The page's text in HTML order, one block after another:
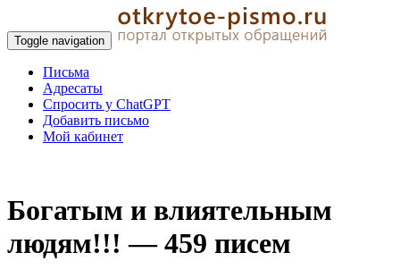
Toggle navigation
Письма
Адресаты
Спросить у ChatGPT
Добавить письмо
Мой кабинет
Богатым и влиятельным
людям!!! — 459 писем